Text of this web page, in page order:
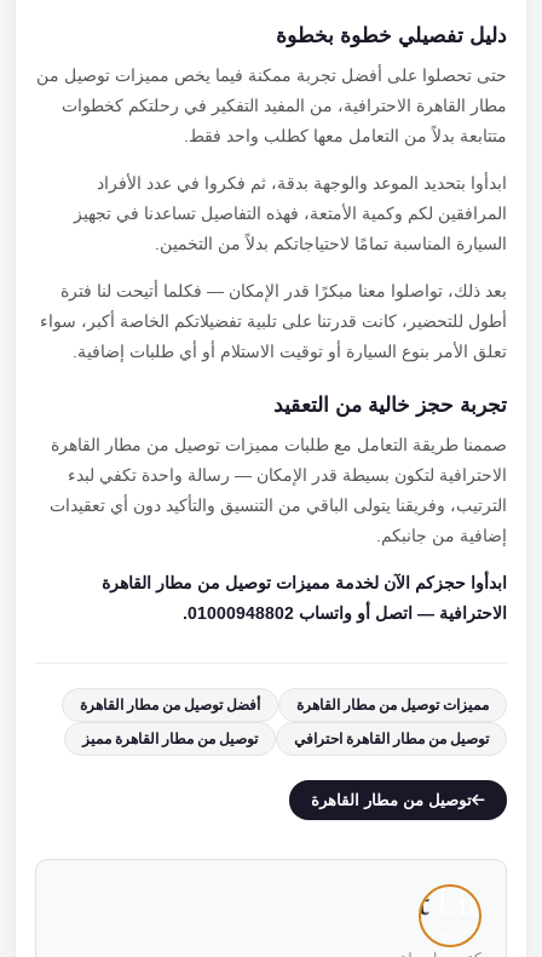
دليل تفصيلي خطوة بخطوة
حتى تحصلوا على أفضل تجربة ممكنة فيما يخص مميزات توصيل من
مطار القاهرة الاحترافية، من المفيد التفكير في رحلتكم كخطوات
متتابعة بدلاً من التعامل معها كطلب واحد فقط.
ابدأوا بتحديد الموعد والوجهة بدقة، ثم فكروا في عدد الأفراد
المرافقين لكم وكمية الأمتعة، فهذه التفاصيل تساعدنا في تجهيز
السيارة المناسبة تمامًا لاحتياجاتكم بدلاً من التخمين.
بعد ذلك، تواصلوا معنا مبكرًا قدر الإمكان — فكلما أتيحت لنا فترة
أطول للتحضير، كانت قدرتنا على تلبية تفضيلاتكم الخاصة أكبر، سواء
تعلق الأمر بنوع السيارة أو توقيت الاستلام أو أي طلبات إضافية.
تجربة حجز خالية من التعقيد
صممنا طريقة التعامل مع طلبات مميزات توصيل من مطار القاهرة
الاحترافية لتكون بسيطة قدر الإمكان — رسالة واحدة تكفي لبدء
الترتيب، وفريقنا يتولى الباقي من التنسيق والتأكيد دون أي تعقيدات
إضافية من جانبكم.
ابدأوا حجزكم الآن لخدمة مميزات توصيل من مطار القاهرة
الاحترافية — اتصل أو واتساب 01000948802.
مميزات توصيل من مطار القاهرة
أفضل توصيل من مطار القاهرة
توصيل من مطار القاهرة احترافي
توصيل من مطار القاهرة مميز
توصيل من مطار القاهرة